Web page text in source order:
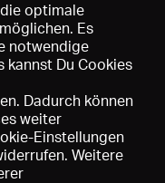
Speichern
optimale
Es
notwendige
kannst Du Cookies
Dadurch können
weiter
Einstellungen
Weitere